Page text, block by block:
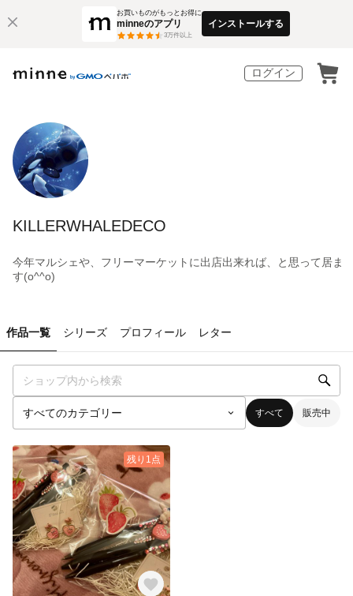
お買いものがもっとお得に
minneのアプリ
3万件以上
インストールする
ログイン
KILLERWHALEDECO
今年マルシェや、フリーマーケットに出店出来れば、と思って居ま
す(o^^o)
作品一覧 シリーズ プロフィール レター
すべて 販売中
残り1点